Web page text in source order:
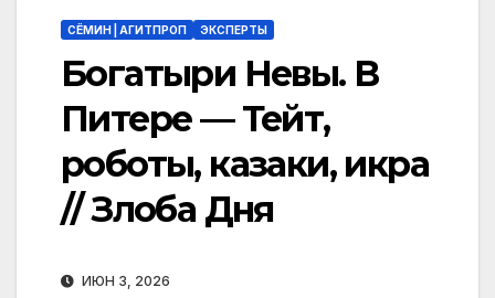
СЁМИН | АГИТПРОП ЭКСПЕРТЫ
Богатыри Невы. В
Питере — Тейт,
роботы, казаки, икра
// Злоба Дня
ИЮН 3, 2026